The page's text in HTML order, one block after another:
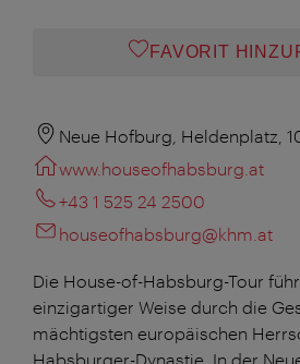
FAVORIT
Neue Hofburg, Heldenplatz,
www.houseofhabsburg.at
+43 1 525 24 2500
houseofhabsburg@khm.at
Die House-of-Habsburg-Tour
einzigartiger Weise durch die
mächtigsten europäischen
Habsburger-Dynastie. In der